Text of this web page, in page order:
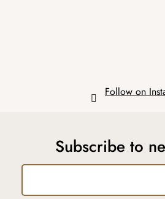
Follow on
Subscribe to